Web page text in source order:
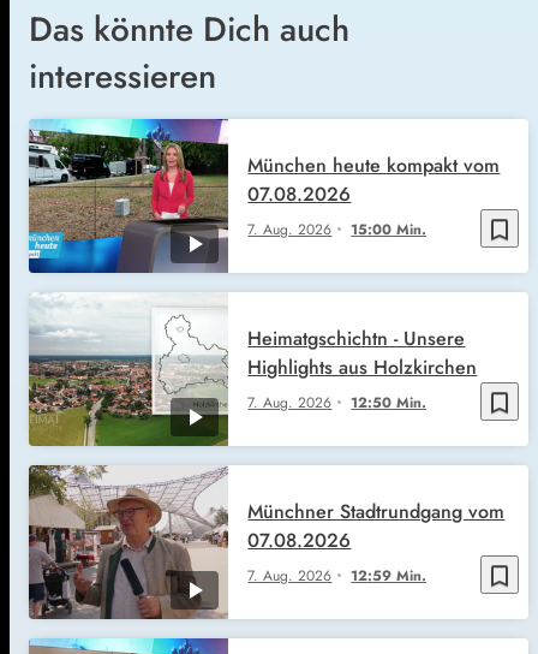
Das könnte Dich auch
interessieren
bookmark_border
7. Aug. 2026 15:00 Min.
München heute kompakt vom
07.08.2026
bookmark_border
7. Aug. 2026 12:50 Min.
Heimatgschichtn - Unsere
Highlights aus Holzkirchen
bookmark_border
7. Aug. 2026 12:59 Min.
Münchner Stadtrundgang vom
07.08.2026